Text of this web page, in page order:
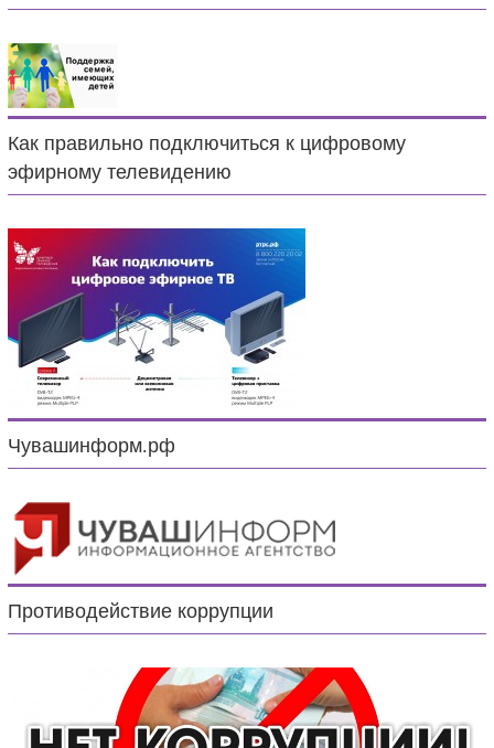
Как правильно подключиться к цифровому
эфирному телевидению
Чувашинформ.рф
Противодействие коррупции